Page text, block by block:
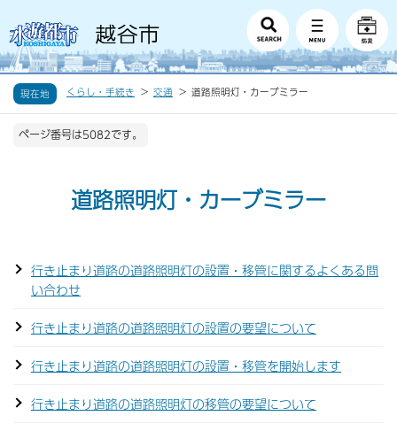
現在地 くらし・手続き 交通 道路照明灯・カーブミラー
ページ番号は5082です。
道路照明灯・カーブミラー
行き止まり道路の道路照明灯の設置・移管に関するよくある問
い合わせ
行き止まり道路の道路照明灯の設置の要望について
行き止まり道路の道路照明灯の設置・移管を開始します
行き止まり道路の道路照明灯の移管の要望について